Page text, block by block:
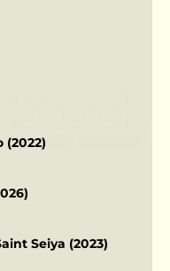
(2022)
Seiya (2023)